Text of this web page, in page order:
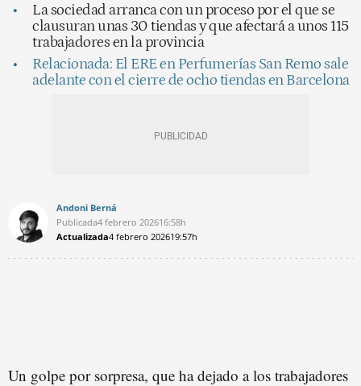
La sociedad arranca con un proceso por el que se
clausuran unas 30 tiendas y que afectará a unos 115
trabajadores en la provincia
Relacionada: El ERE en Perfumerías San Remo sale
adelante con el cierre de ocho tiendas en Barcelona
Andoni Berná
Publicada4 febrero 202616:58h
Actualizada4 febrero 202619:57h
Un golpe por sorpresa, que ha dejado a los trabajadores